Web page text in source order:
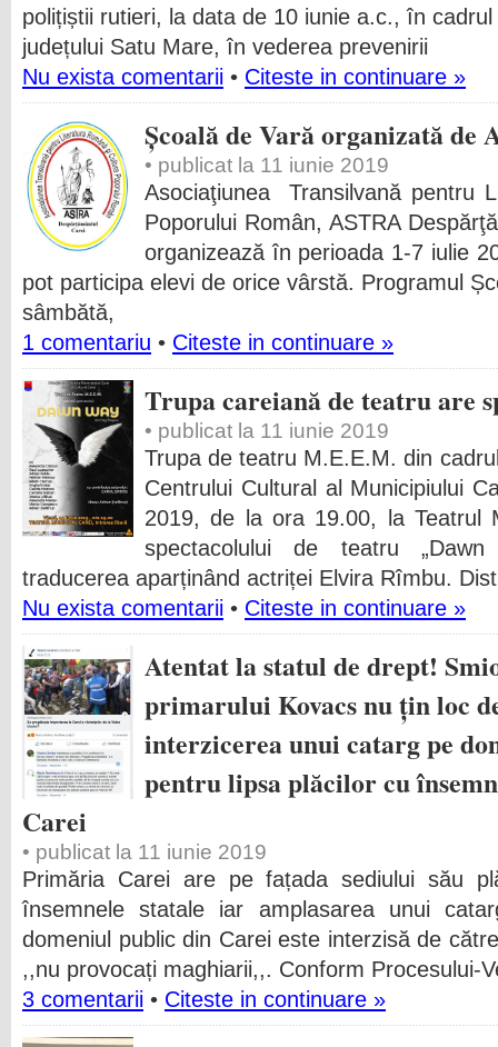
polițiștii rutieri, la data de 10 iunie a.c., în
județului Satu Mare, în vederea prevenirii
Nu exista comentarii • Citeste in continuare »
Școală de Vară organizată
• publicat la 11 iunie 2019
Asociaţiunea Transilvană pentru
Poporului Român, ASTRA
organizează în perioada 1-7 iulie
pot participa elevi de orice vârstă. Programul
sâmbătă,
1 comentariu • Citeste in continuare »
Trupa careiană de teatru are
• publicat la 11 iunie 2019
Trupa de teatru M.E.E.M. din
Centrului Cultural al Municipiului
2019, de la ora 19.00, la Teatrul
spectacolului de teatru
traducerea aparținând actriței Elvira Rîmbu.
Nu exista comentarii • Citeste in continuare »
Atentat la statul de drept!
primarului Kovacs nu țin loc
interzicerea unui catarg pe
pentru lipsa plăcilor cu
Carei
• publicat la 11 iunie 2019
Primăria Carei are pe fațada sediului său
însemnele statale iar amplasarea unui
domeniul public din Carei este interzisă de
,,nu provocați maghiarii,,. Conform Procesului-
3 comentarii • Citeste in continuare »